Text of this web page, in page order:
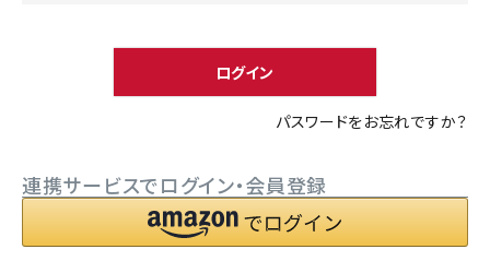
ようこそ ゲスト 様
person 新規会員登録
)
ログイン
パスワードをお忘れですか？
連携サービスでログイン・会員登録